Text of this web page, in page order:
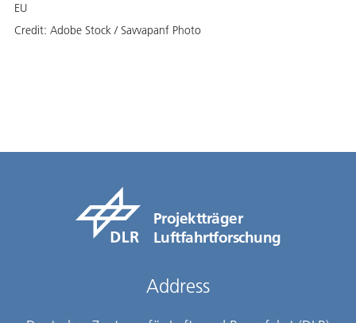
EU
Credit: Adobe Stock / Savvapanf Photo
Projektträger
Luftfahrtforschung
Address